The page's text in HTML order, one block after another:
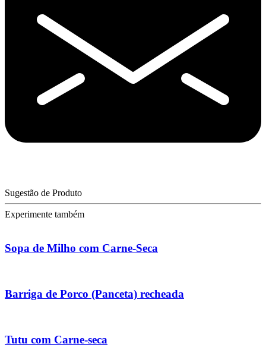
Sugestão de Produto
Experimente também
Sopa de Milho com Carne-Seca
Barriga de Porco (Panceta) recheada
Tutu com Carne-seca